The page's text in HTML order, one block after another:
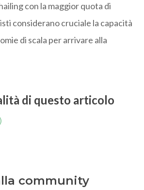
con la maggior quota di
considerano cruciale la capacità
di scala per arrivare alla
di questo articolo
community